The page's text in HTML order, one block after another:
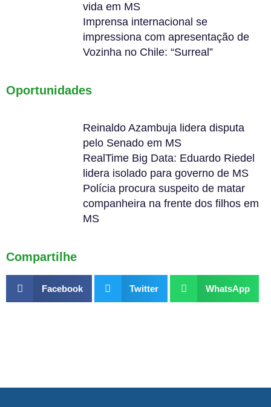
vida em MS
Imprensa internacional se
impressiona com apresentação de
Vozinha no Chile: “Surreal”
Oportunidades
Reinaldo Azambuja lidera disputa
pelo Senado em MS
RealTime Big Data: Eduardo Riedel
lidera isolado para governo de MS
Polícia procura suspeito de matar
companheira na frente dos filhos em
MS
Compartilhe
Facebook Twitter WhatsApp